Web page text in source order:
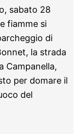
sabato 28
fiamme si
di
la strada
Campanella,
per domare il
del